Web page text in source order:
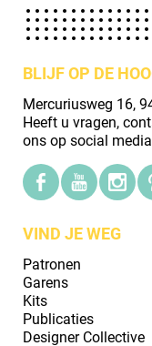
BLIJF OP DE
Mercuriusweg 16,
Heeft u vragen,
ons op social
VIND JE WEG
Patronen
Garens
Kits
Publicaties
Designer Collective